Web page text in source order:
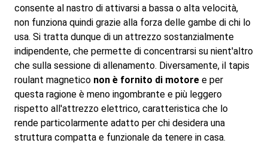
consente al nastro di attivarsi a bassa o alta velocità,
non funziona quindi grazie alla forza delle gambe di chi lo
usa. Si tratta dunque di un attrezzo sostanzialmente
indipendente, che permette di concentrarsi su nient'altro
che sulla sessione di allenamento. Diversamente, il tapis
roulant magnetico non è fornito di motore e per
questa ragione è meno ingombrante e più leggero
rispetto all'attrezzo elettrico, caratteristica che lo
rende particolarmente adatto per chi desidera una
struttura compatta e funzionale da tenere in casa.